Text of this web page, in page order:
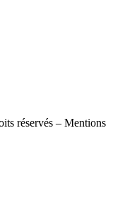
réservés – Mentions